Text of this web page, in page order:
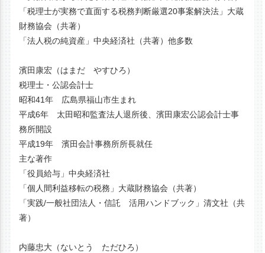
「税理士が実務で直面する税務判断厳選20事案解決法」大蔵
財務協会（共著）
「法人税の純資産」中央経済社（共著）他多数
濱田康宏（はまだ やすひろ）
税理士・公認会計士
昭和41年 広島県福山市生まれ
平成6年 太田昭和監査法人退所後、濱田康宏公認会計士事
務所開設
平成19年 濱田会計事務所所長就任
主な著作
「役員給与」中央経済社
「個人間利益移転の税務」大蔵財務協会（共著）
「実践/一般社団法人・信託 活用ハンドブック」清文社（共
著）
内藤忠大（ないとう ただひろ）